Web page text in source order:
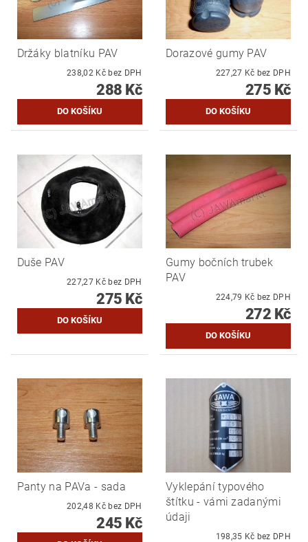
Držáky blatníku PAV
238,02 Kč bez DPH
288 Kč
Dorazové gumy PAV
227,27 Kč bez DPH
275 Kč
Duše PAV
227,27 Kč bez DPH
275 Kč
Gumy bočních trubek
PAV
224,79 Kč bez DPH
272 Kč
Panty na PAVa - sada
202,48 Kč bez DPH
245 Kč
Vyklepání typového
štítku - vámi zadanými
údaji
198,35 Kč bez DPH